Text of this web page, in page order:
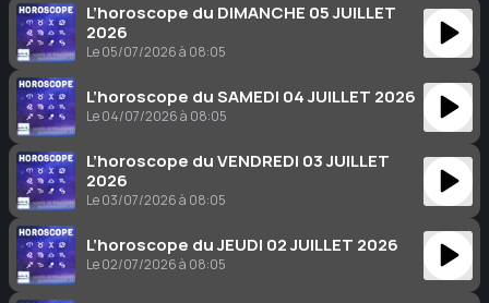
L’horoscope du DIMANCHE 05 JUILLET
2026
Le 05/07/2026 à 08:05
L’horoscope du SAMEDI 04 JUILLET 2026
Le 04/07/2026 à 08:05
L’horoscope du VENDREDI 03 JUILLET
2026
Le 03/07/2026 à 08:05
L’horoscope du JEUDI 02 JUILLET 2026
Le 02/07/2026 à 08:05